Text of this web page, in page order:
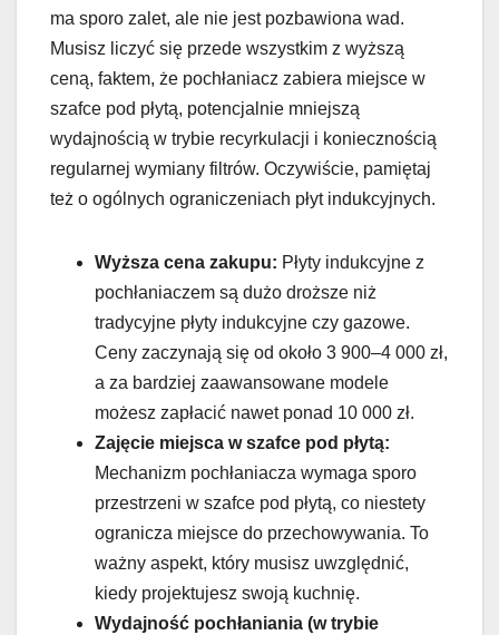
ma sporo zalet, ale nie jest pozbawiona wad.
Musisz liczyć się przede wszystkim z wyższą
ceną, faktem, że pochłaniacz zabiera miejsce w
szafce pod płytą, potencjalnie mniejszą
wydajnością w trybie recyrkulacji i koniecznością
regularnej wymiany filtrów. Oczywiście, pamiętaj
też o ogólnych ograniczeniach płyt indukcyjnych.
Wyższa cena zakupu: Płyty indukcyjne z
pochłaniaczem są dużo droższe niż
tradycyjne płyty indukcyjne czy gazowe.
Ceny zaczynają się od około 3 900–4 000 zł,
a za bardziej zaawansowane modele
możesz zapłacić nawet ponad 10 000 zł.
Zajęcie miejsca w szafce pod płytą:
Mechanizm pochłaniacza wymaga sporo
przestrzeni w szafce pod płytą, co niestety
ogranicza miejsce do przechowywania. To
ważny aspekt, który musisz uwzględnić,
kiedy projektujesz swoją kuchnię.
Wydajność pochłaniania (w trybie